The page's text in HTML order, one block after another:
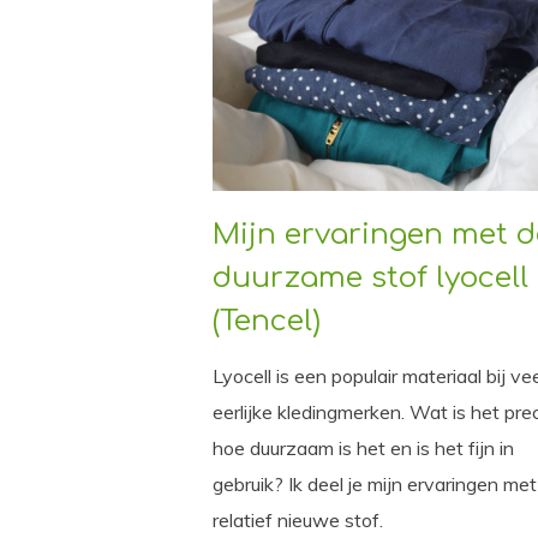
Mijn ervaringen met
duurzame stof lyocell
(Tencel)
Lyocell is een populair materiaal bij
eerlijke kledingmerken. Wat is het
hoe duurzaam is het en is het fijn in
gebruik? Ik deel je mijn ervaringen
relatief nieuwe stof.